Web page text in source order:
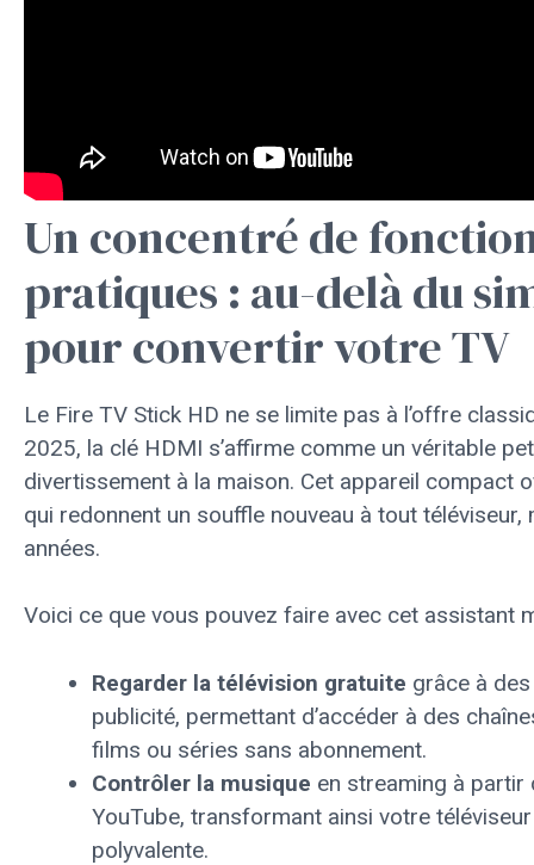
Un concentré de
pratiques : au-delà du
pour convertir votre TV
Le Fire TV Stick HD ne se limite pas à l’offre
2025, la clé HDMI s’affirme comme un véritable
divertissement à la maison. Cet appareil compact
qui redonnent un souffle nouveau à tout téléviseur,
années.
Voici ce que vous pouvez faire avec cet assistant
Regarder la télévision gratuite grâce à
publicité, permettant d’accéder à des
films ou séries sans abonnement.
Contrôler la musique en streaming à partir
YouTube, transformant ainsi votre
polyvalente.